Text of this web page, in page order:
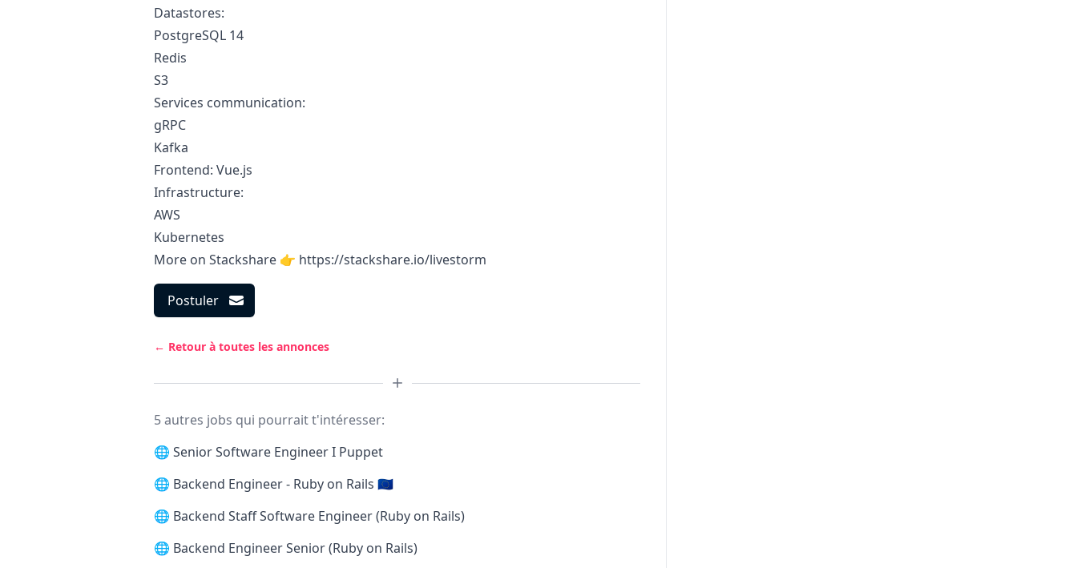
Datastores:
PostgreSQL 14
Redis
S3
Services communication:
gRPC
Kafka
Frontend: Vue.js
Infrastructure:
AWS
Kubernetes
More on Stackshare 👉 https://stackshare.io/livestorm
Postuler
← Retour à toutes les annonces
5 autres jobs qui pourrait t'intéresser:
🌐 Senior Software Engineer I Puppet
🌐 Backend Engineer - Ruby on Rails 🇪🇺
🌐 Backend Staff Software Engineer (Ruby on Rails)
🌐 Backend Engineer Senior (Ruby on Rails)